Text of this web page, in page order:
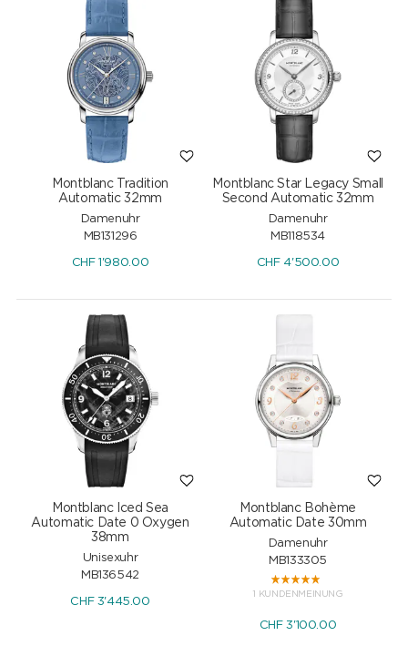
Montblanc Tradition
Automatic 32mm
Damenuhr
MB131296
CHF1'980.00
Montblanc Star Legacy Small
Second Automatic 32mm
Damenuhr
MB118534
CHF4'500.00
Montblanc Iced Sea
Automatic Date 0 Oxygen
38mm
Unisexuhr
MB136542
CHF3'445.00
Montblanc Bohème
Automatic Date 30mm
Damenuhr
MB133305
1 KUNDENMEINUNG
CHF3'100.00